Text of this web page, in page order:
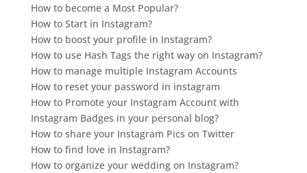
How to become a Most Popular?
How to Start in Instagram?
How to boost your profile in Instagram?
How to use Hash Tags the right way on Instagram?
How to manage multiple Instagram Accounts
How to reset your password in instagram
How to Promote your Instagram Account with
Instagram Badges in your personal blog?
How to share your Instagram Pics on Twitter
How to find love in Instagram?
How to organize your wedding on Instagram?